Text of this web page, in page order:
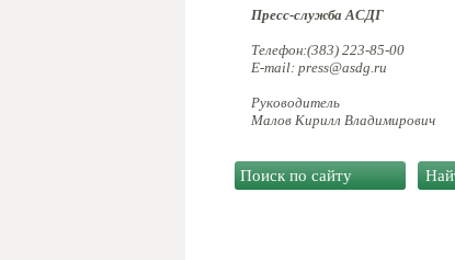
Пресс-служба АСДГ
Телефон:(383) 223-85-00
E-mail: press@asdg.ru
Руководитель
Малов Кирилл Владимирович